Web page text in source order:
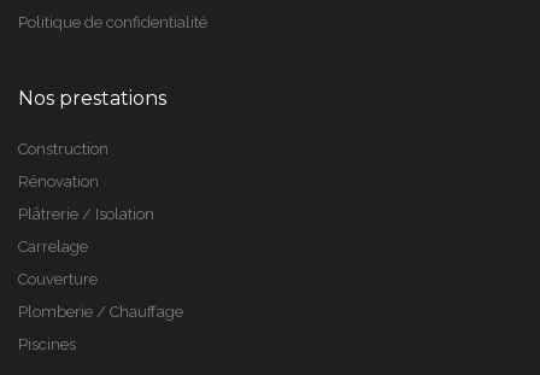
Politique de confidentialité
Nos prestations
Construction
Rénovation
Plâtrerie / Isolation
Carrelage
Couverture
Plomberie / Chauffage
Piscines